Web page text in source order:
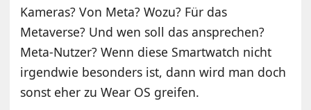
Kameras? Von Meta? Wozu? Für das
Metaverse? Und wen soll das ansprechen?
Meta-Nutzer? Wenn diese Smartwatch nicht
irgendwie besonders ist, dann wird man doch
sonst eher zu Wear OS greifen.